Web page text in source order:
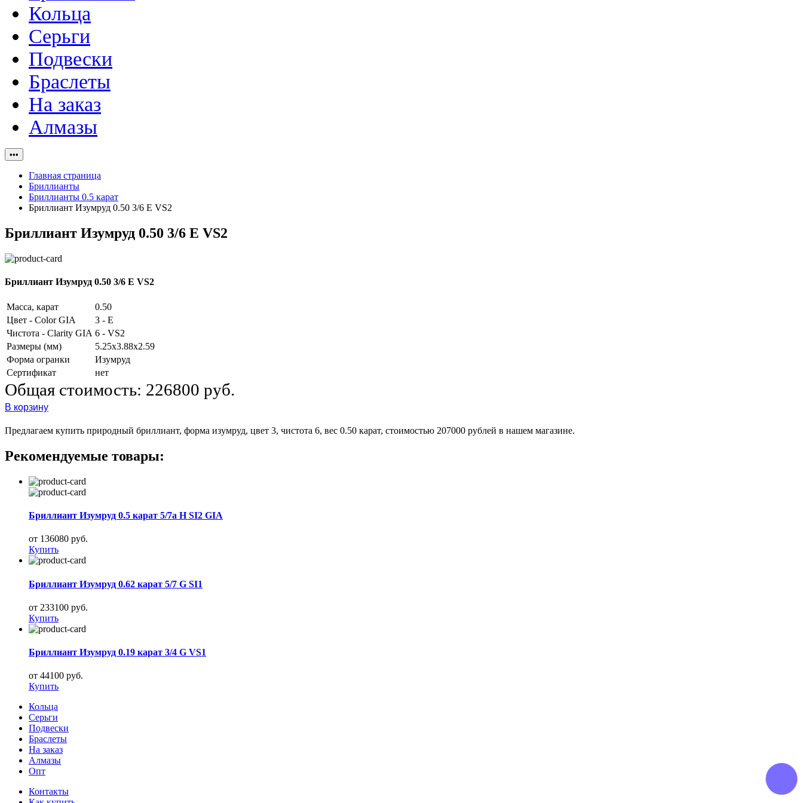
Кольца
Серьги
Подвески
Браслеты
На заказ
Алмазы
•••
Главная страница
Бриллианты
Бриллианты 0.5 карат
Бриллиант Изумруд 0.50 3/6 E VS2
Бриллиант Изумруд 0.50 3/6 E VS2
Бриллиант Изумруд 0.50 3/6 E VS2
Масса, карат
0.50
Цвет - Color GIA
3 - E
Чистота - Clarity GIA 6 - VS2
Размеры (мм)
5.25x3.88x2.59
Форма огранки
Изумруд
Сертификат
нет
Общая стоимость: 226800 руб.
В корзину
Предлагаем купить природный бриллиант, форма изумруд, цвет 3, чистота 6, вес 0.50 карат, стоимостью 207000 рублей в нашем магазине.
Рекомендуемые товары:
Бриллиант Изумруд 0.5 карат 5/7а H SI2 GIA
от 136080 руб.
Купить
Бриллиант Изумруд 0.62 карат 5/7 G SI1
от 233100 руб.
Купить
Бриллиант Изумруд 0.19 карат 3/4 G VS1
от 44100 руб.
Купить
Кольца
Серьги
Подвески
Браслеты
На заказ
Алмазы
Опт
Контакты